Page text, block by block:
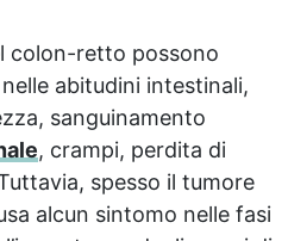
colon-retto possono
abitudini intestinali,
sanguinamento
, crampi, perdita di
spesso il tumore
alcun sintomo nelle fasi